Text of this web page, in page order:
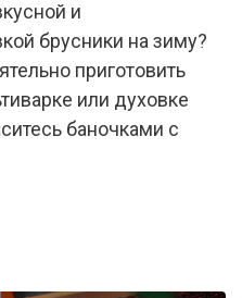
и
брусники на зиму?
приготовить
или духовке
баночками с